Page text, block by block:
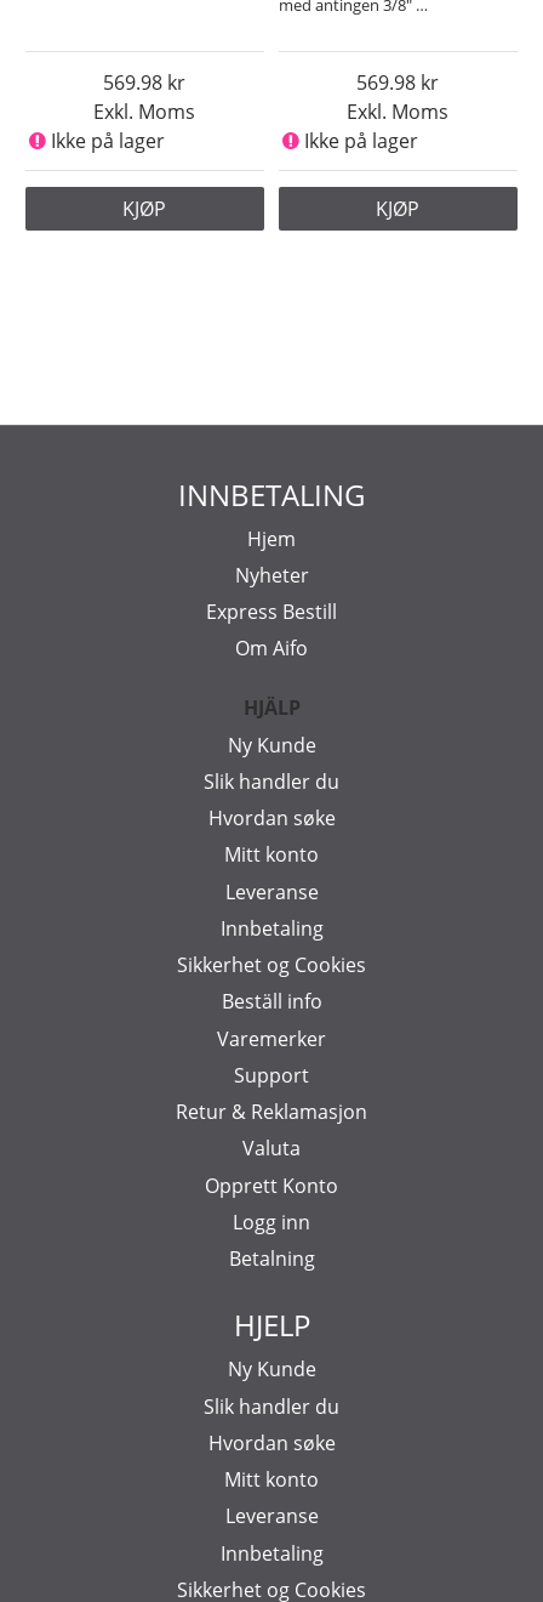
Exkl. Moms
569.98
Ikke på lager
KJØP
med antingen 3/8" …
Exkl. Moms
569.98
Ikke på lager
KJØP
INNBETALING
Hjem
Nyheter
Express Bestill
Om Aifo
HJÄLP
Ny Kunde
Slik handler du
Hvordan søke
Mitt konto
Leveranse
Innbetaling
Sikkerhet og Cookies
Beställ info
Varemerker
Support
Retur & Reklamasjon
Valuta
Opprett Konto
Logg inn
Betalning
HJELP
Ny Kunde
Slik handler du
Hvordan søke
Mitt konto
Leveranse
Innbetaling
Sikkerhet og Cookies